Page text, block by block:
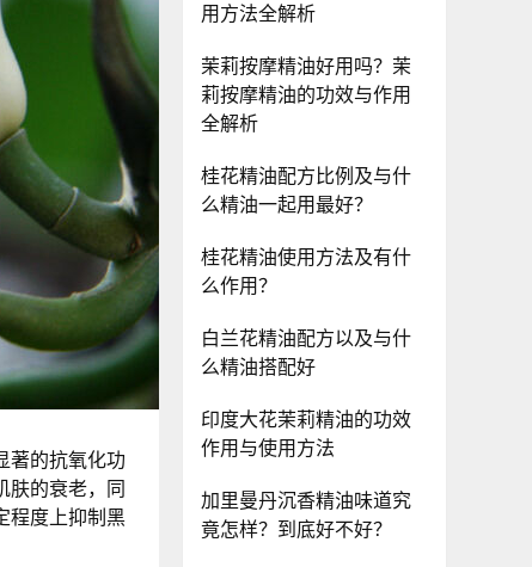
著的抗氧化功
肤的衰老，同
程度上抑制黑
用方法全解析
茉莉按摩精油好用吗？茉
莉按摩精油的功效与作用
全解析
桂花精油配方比例及与什
么精油一起用最好？
桂花精油使用方法及有什
么作用？
白兰花精油配方以及与什
么精油搭配好
印度大花茉莉精油的功效
作用与使用方法
加里曼丹沉香精油味道究
竟怎样？到底好不好？